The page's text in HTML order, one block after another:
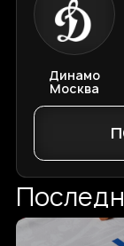
Динамо
Москва